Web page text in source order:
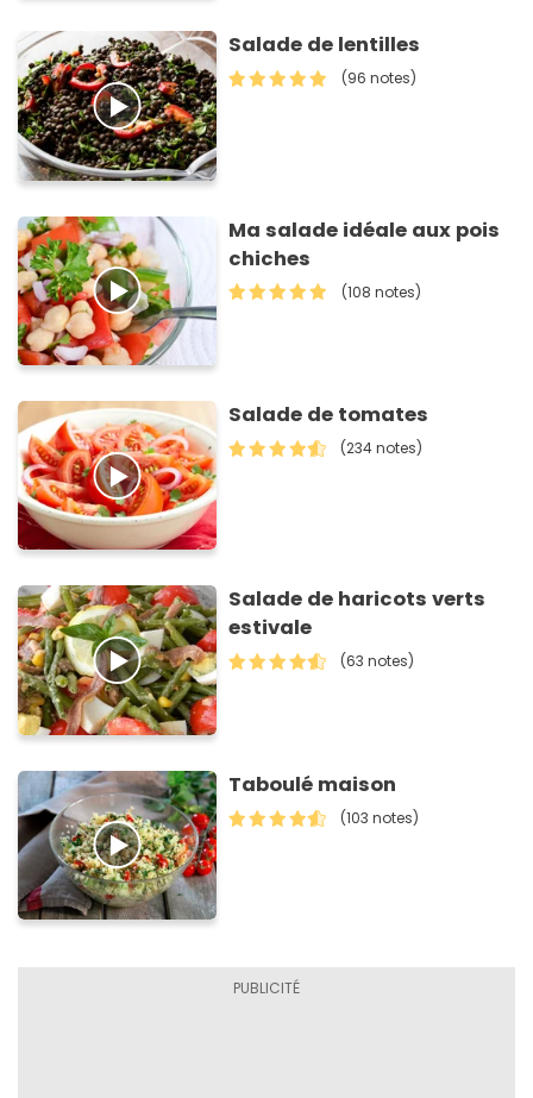
Salade de lentilles
(96 notes)
Ma salade idéale aux pois
chiches
(108 notes)
Salade de tomates
(234 notes)
Salade de haricots verts
estivale
(63 notes)
Taboulé maison
(103 notes)